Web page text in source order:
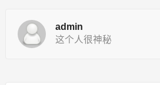
admin
这个人很神秘